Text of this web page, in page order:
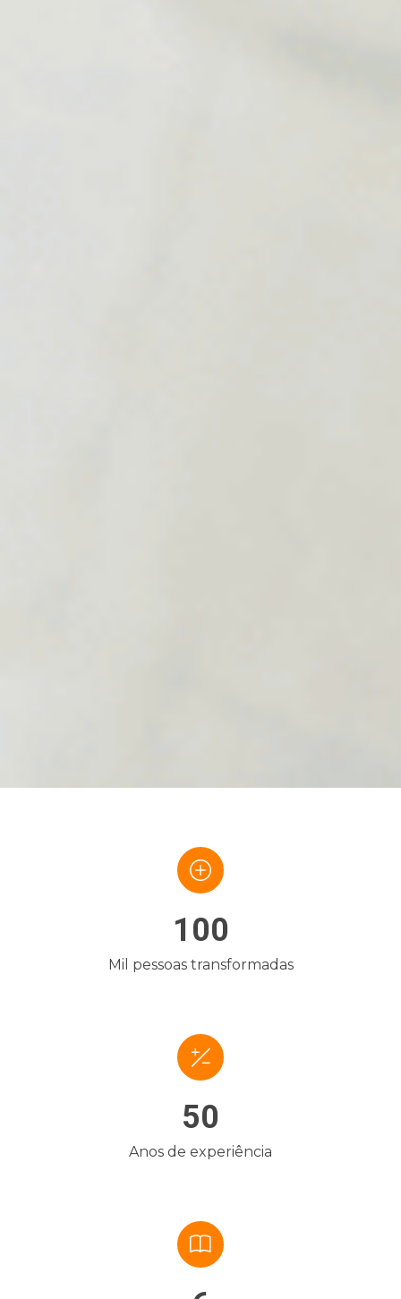
100
Mil pessoas transformadas
50
Anos de experiência